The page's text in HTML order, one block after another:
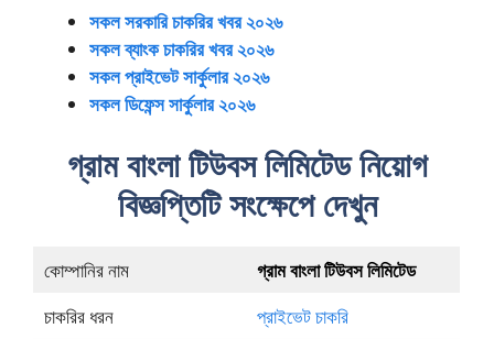
সকল সরকারি চাকরির খবর ২০২৬
সকল ব্যাংক চাকরির খবর ২০২৬
সকল প্রাইভেট সার্কুলার ২০২৬
সকল ডিফেন্স সার্কুলার ২০২৬
গ্রাম বাংলা টিউবস লিমিটেড নিয়োগ
বিজ্ঞপ্তিটি সংক্ষেপে দেখুন
কোম্পানির নাম
গ্রাম বাংলা টিউবস লিমিটেড
চাকরির ধরন
প্রাইভেট চাকরি